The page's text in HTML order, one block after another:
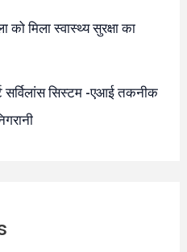
को मिला स्वास्थ्य सुरक्षा का
सर्विलांस सिस्टम -एआई तकनीक